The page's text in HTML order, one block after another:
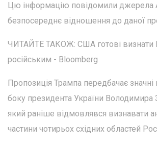
Цю інформацію повідомили джерела
безпосереднє відношення до даної
ЧИТАЙТЕ ТАКОЖ: США готові визнати
російським - Bloomberg
Пропозиція Трампа передбачає
боку президента України Володимира
який раніше відмовлявся визнавати
частини чотирьох східних областей